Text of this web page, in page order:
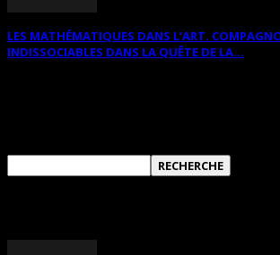
LES MATHÉMATIQUES DANS L’ART.
INDISSOCIABLES DANS LA QUÊTE DE LA...